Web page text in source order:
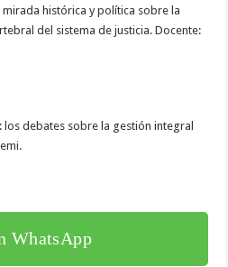
histórica y política sobre la
del sistema de justicia. Docente:
los debates sobre la gestión integral
WhatsApp